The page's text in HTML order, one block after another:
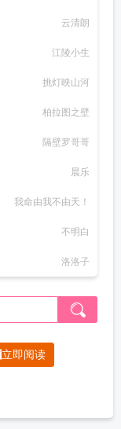
云清朗
江陵小生
挑灯映山河
柏拉图之壁
隔壁罗哥哥
晨乐
我命由我不由天！
不明白
洛洛子
立即阅读